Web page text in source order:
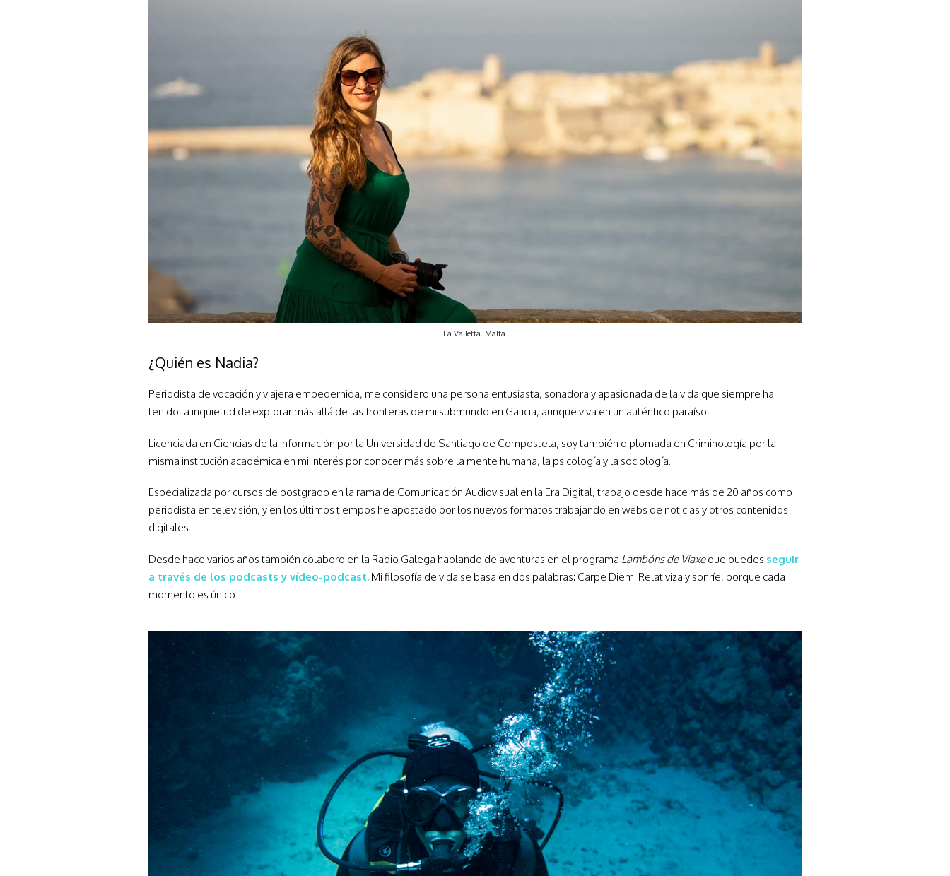
La Valletta. Malta.
¿Quién es Nadia?
Periodista de vocación y viajera empedernida, me considero una persona entusiasta, soñadora y apasionada de la vida que siempre ha
tenido la inquietud de explorar más allá de las fronteras de mi submundo en Galicia, aunque viva en un auténtico paraíso.
Licenciada en Ciencias de la Información por la Universidad de Santiago de Compostela, soy también diplomada en Criminología por la
misma institución académica en mi interés por conocer más sobre la mente humana, la psicología y la sociología.
Especializada por cursos de postgrado en la rama de Comunicación Audiovisual en la Era Digital, trabajo desde hace más de 20 años como
periodista en televisión, y en los últimos tiempos he apostado por los nuevos formatos trabajando en webs de noticias y otros contenidos
digitales.
Desde hace varios años también colaboro en la Radio Galega hablando de aventuras en el programa Lambóns de Viaxeque puedes seguir
a través de los podcasts y vídeo-podcast. Mi filosofía de vida se basa en dos palabras: Carpe Diem. Relativiza y sonríe, porque cada
momento es único.